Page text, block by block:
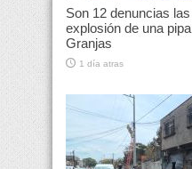
Son 12 denuncias
explosión de una
Granjas
1 día atras